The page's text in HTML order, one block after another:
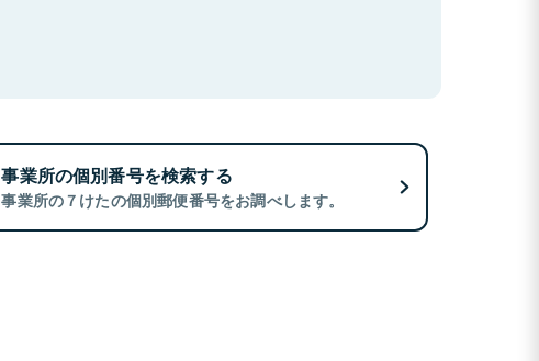
事業所の個別番号を検索する
事業所の７けたの個別郵便番号をお調べします。